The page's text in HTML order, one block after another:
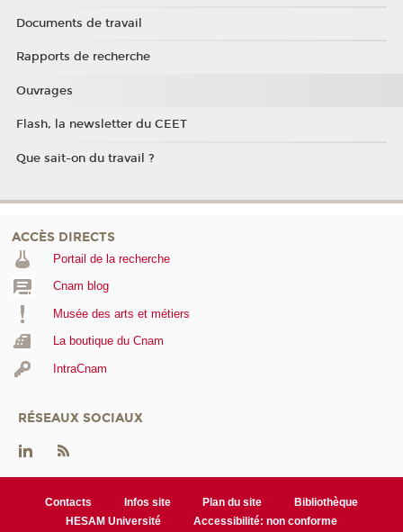
Documents de travail
Rapports de recherche
Ouvrages
Flash, la newsletter du CEET
Que sait-on du travail ?
ACCÈS DIRECTS
Portail de la recherche
Cnam blog
Musée des arts et métiers
La boutique du Cnam
IntraCnam
RÉSEAUX SOCIAUX
Contacts Infos site Plan du site
Bibliothèque
HESAM Université
Accessibilité: non conforme